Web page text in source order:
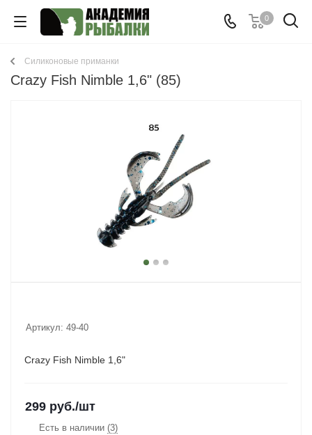
0
Cиликоновые приманки
Crazy Fish Nimble 1,6" (85)
Артикул: 49-40
Crazy Fish Nimble 1,6"
299 руб./шт
Есть в наличии (3)